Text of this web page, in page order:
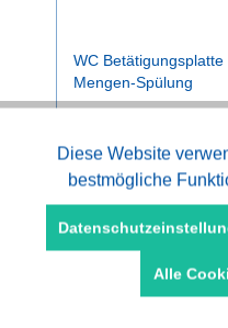
WC
Mengen-Spülung
ab 509,10 € *
Funktionale
Marketing
Diese Website
bestmögliche
Alle